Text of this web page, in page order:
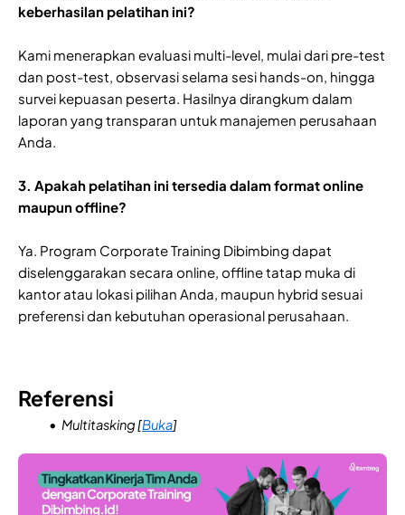
keberhasilan pelatihan ini?
Kami menerapkan evaluasi multi-level, mulai dari pre-test
dan post-test, observasi selama sesi hands-on, hingga
survei kepuasan peserta. Hasilnya dirangkum dalam
laporan yang transparan untuk manajemen perusahaan
Anda.
3. Apakah pelatihan ini tersedia dalam format online
maupun offline?
Ya. Program Corporate Training Dibimbing dapat
diselenggarakan secara online, offline tatap muka di
kantor atau lokasi pilihan Anda, maupun hybrid sesuai
preferensi dan kebutuhan operasional perusahaan.
Referensi
Multitasking [Buka]